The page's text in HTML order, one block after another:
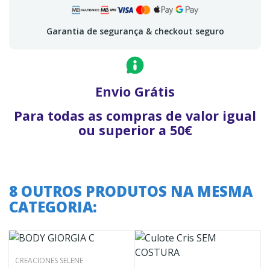
Garantia de segurança & checkout seguro
Envio Grátis
Para todas as compras de valor igual
ou superior a 50€
8 OUTROS PRODUTOS NA MESMA
CATEGORIA:
CREACIONES SELENE